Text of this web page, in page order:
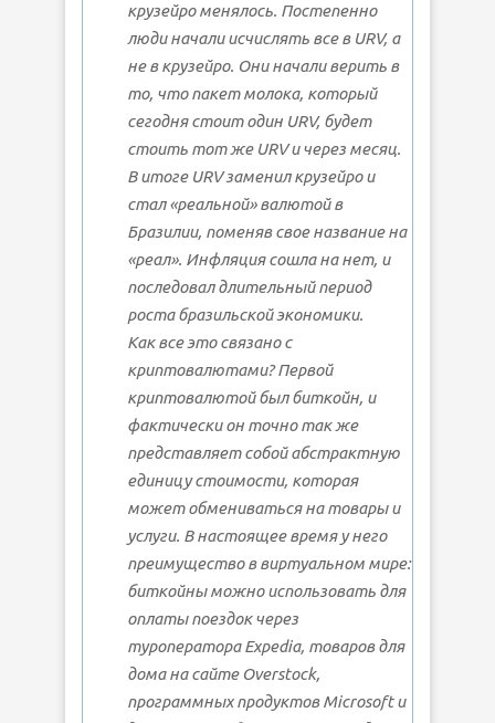
крузейро менялось. Постепенно
люди начали исчислять все в URV, а
не в крузейро. Они начали верить в
то, что пакет молока, который
сегодня стоит один URV, будет
стоить тот же URV и через месяц.
В итоге URV заменил крузейро и
стал «реальной» валютой в
Бразилии, поменяв свое название на
«реал». Инфляция сошла на нет, и
последовал длительный период
роста бразильской экономики.
Как все это связано с
криптовалютами? Первой
криптовалютой был биткойн, и
фактически он точно так же
представляет собой абстрактную
единицу стоимости, которая
может обмениваться на товары и
услуги. В настоящее время у него
преимущество в виртуальном мире:
биткойны можно использовать для
оплаты поездок через
туроператора Expedia, товаров для
дома на сайте Overstock,
программных продуктов Microsoft и